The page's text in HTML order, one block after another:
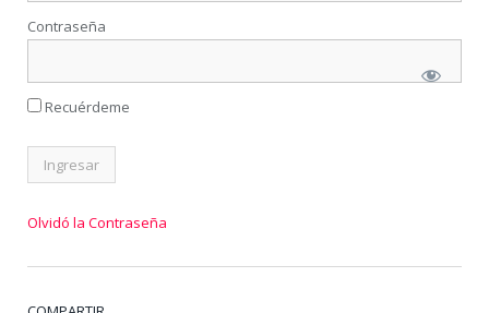
Contraseña
Recuérdeme
Olvidó la Contraseña